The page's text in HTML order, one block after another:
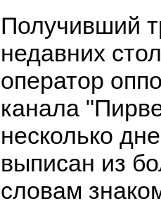
Получивший
недавних
оператор
канала
несколько
выписан из
словам